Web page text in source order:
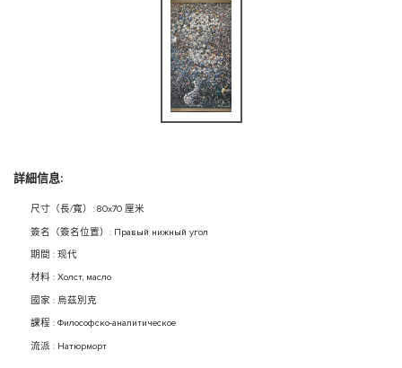
詳細信息:
尺寸（長/寬）: 80x70 厘米
簽名（簽名位置）: Правый нижный угол
期間 : 现代
材料 : Холст, масло
國家 : 烏茲別克
課程 : Философско-аналитическое
流派 : Натюрморт